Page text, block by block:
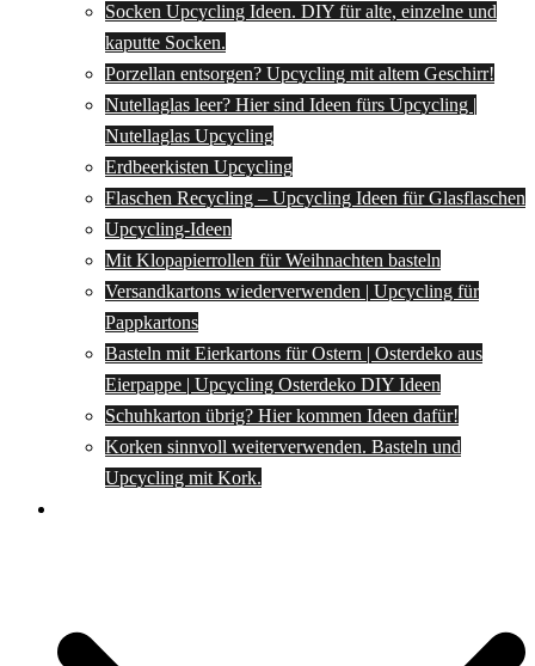
Socken Upcycling Ideen. DIY für alte, einzelne und
kaputte Socken.
Porzellan entsorgen? Upcycling mit altem Geschirr!
Nutellaglas leer? Hier sind Ideen fürs Upcycling |
Nutellaglas Upcycling
Erdbeerkisten Upcycling
Flaschen Recycling – Upcycling Ideen für Glasflaschen
Upcycling-Ideen
Mit Klopapierrollen für Weihnachten basteln
Versandkartons wiederverwenden | Upcycling für
Pappkartons
Basteln mit Eierkartons für Ostern | Osterdeko aus
Eierpappe | Upcycling Osterdeko DIY Ideen
Schuhkarton übrig? Hier kommen Ideen dafür!
Korken sinnvoll weiterverwenden. Basteln und
Upcycling mit Kork.